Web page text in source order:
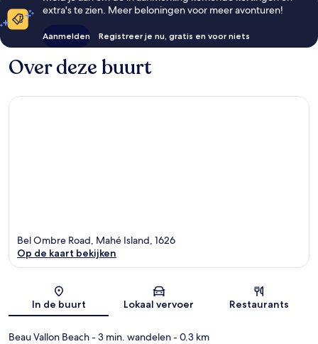
extra's te zien. Meer beloningen voor meer avonturen!
Aanmelden Registreer je nu, gratis en voor niets
Over deze buurt
Kaart
Bel Ombre Road, Mahé Island, 1626
Op de kaart bekijken
In de buurt Lokaal vervoer Restaurants
Beau Vallon Beach- 3 min. wandelen- 0.3 km